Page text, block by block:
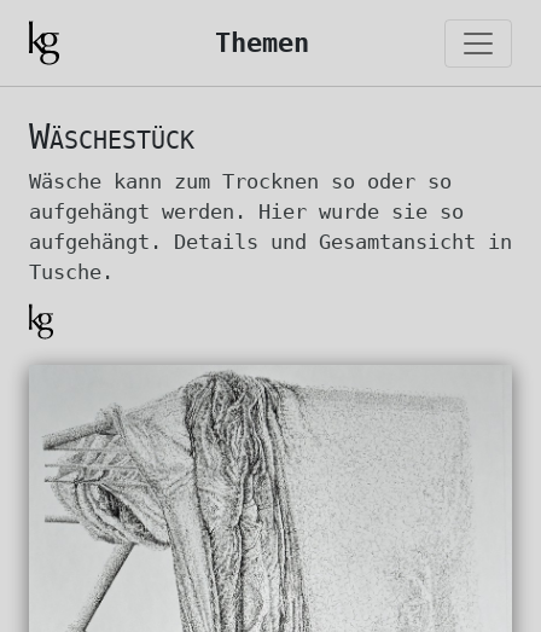
Themen
Wäschestück
Wäsche kann zum Trocknen so oder so
aufgehängt werden. Hier wurde sie so
aufgehängt. Details und Gesamtansicht in
Tusche.